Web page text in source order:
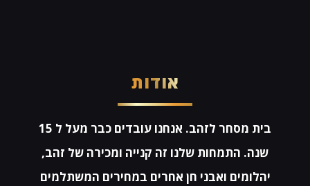
אודות
בית מסחר לזהב. אנחנו עובדים כבר מעל ל 15
שנה. התמחות שלנו זה קנייה ומכירה של זהב,
יהלומים ואבני חן אחרים במחירים המשתלמים